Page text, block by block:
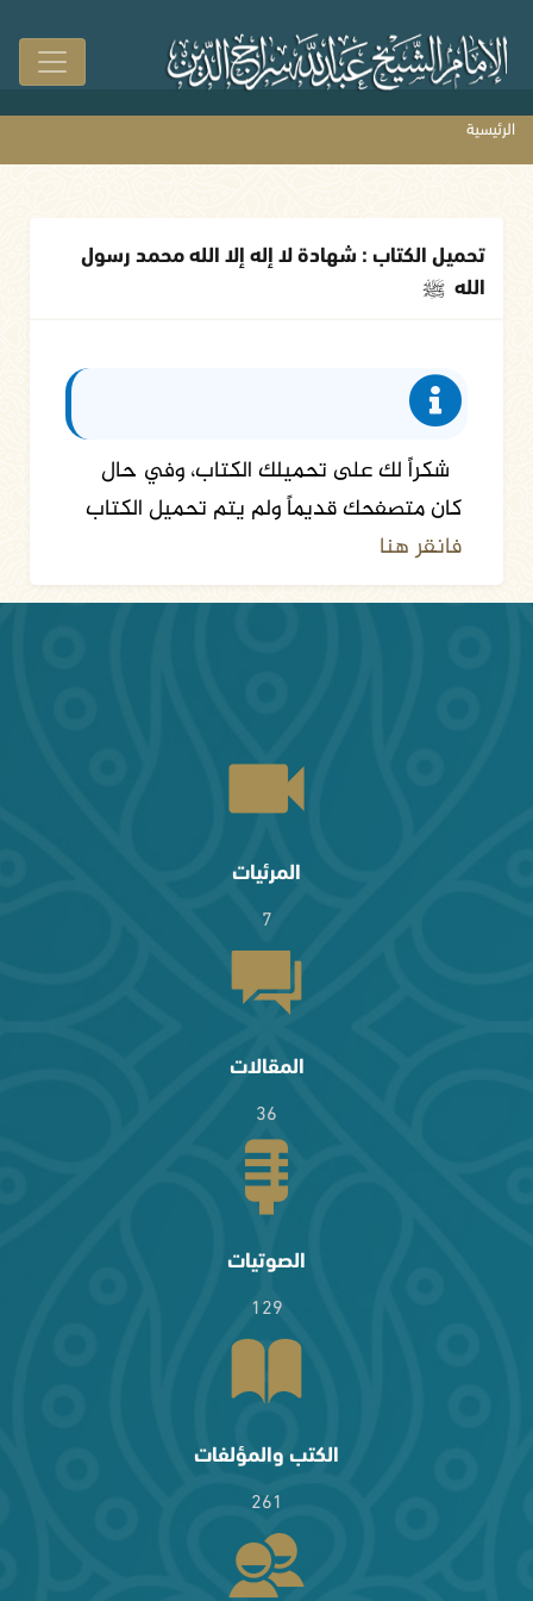
الرئيسية
تحميل الكتاب : شهادة لا إله إلا الله محمد رسول
الله ﷺ
شكراً لك على تحميلك الكتاب، وفي حال
كان متصفحك قديماً ولم يتم تحميل الكتاب
فانقر هنا
المرئيات
7
المقالات
36
الصوتيات
129
الكتب والمؤلفات
261